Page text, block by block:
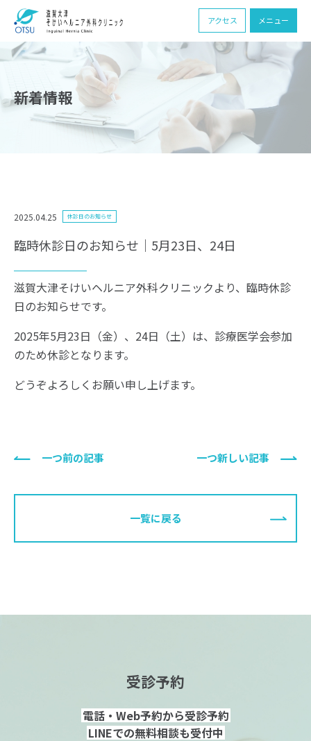
アクセス メニュー
新着情報
2025.04.25 休診日のお知らせ
臨時休診日のお知らせ｜5月23日、24日
滋賀大津そけいヘルニア外科クリニックより、臨時休診
日のお知らせです。
2025年5月23日（金）、24日（土）は、診療医学会参加
のため休診となります。
どうぞよろしくお願い申し上げます。
一つ前の記事 一つ新しい記事
一覧に戻る
受診予約
電話・Web予約から受診予約
LINEでの無料相談も受付中